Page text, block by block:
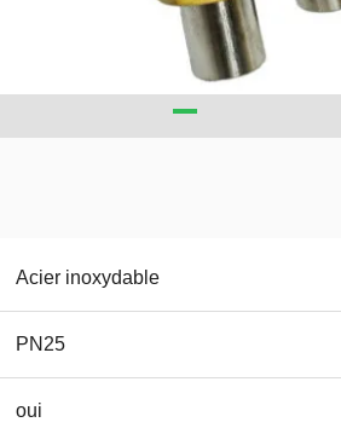
Acier inoxydable
PN25
oui